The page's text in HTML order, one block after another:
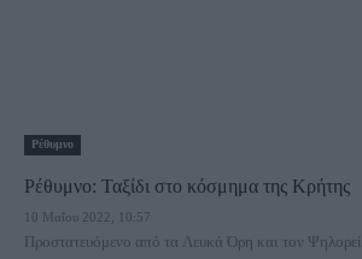
Ρέθυμνο
Ρέθυμνο: Ταξίδι στο κόσμημα της Κρήτης
10 Μαΐου 2022, 10:57
Προστατευόμενο από τα Λευκά Όρη και τον